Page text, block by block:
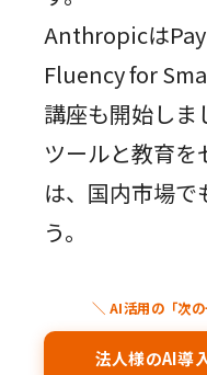
Anthropicは
Fluency for
講座も開始しま
ツールと教育
は、国内市場で
う。
＼ AI活用の「次
法人様のAI導